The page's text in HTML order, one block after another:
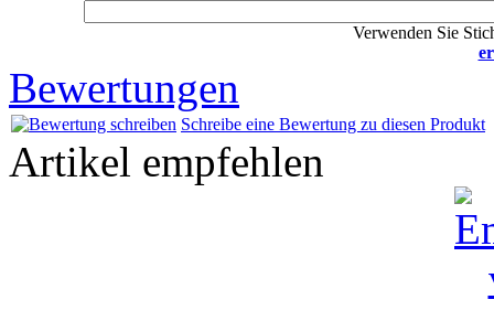
Verwenden Sie
Bewertungen
Schreibe eine Bewertung zu diesen Produkt
Artikel empfehlen